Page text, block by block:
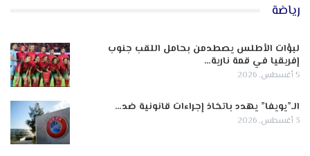
رياضة
لبؤات الأطلس يصطدمن بحامل اللقب جنوب
إفريقيا في قمة نارية…
5 أغسطس, 2026
الـ”يويفا” يهدد باتخاذ إجراءات قانونية ضد…
3 أغسطس, 2026